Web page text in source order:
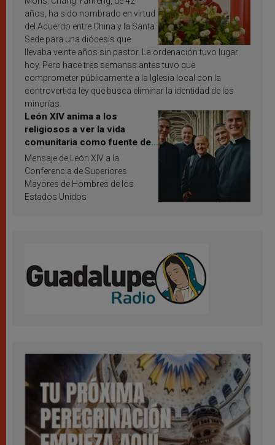
años, ha sido nombrado en virtud
del Acuerdo entre China y la Santa
Sede para una diócesis que
llevaba veinte años sin pastor. La ordenación tuvo lugar
hoy. Pero hace tres semanas antes tuvo que
comprometer públicamente a la Iglesia local con la
controvertida ley que busca eliminar la identidad de las
minorías.
León XIV anima a los
religiosos a ver la vida
comunitaria como fuente de
inspiración y santificación
Mensaje de León XIV a la
Conferencia de Superiores
Mayores de Hombres de los
Estados Unidos